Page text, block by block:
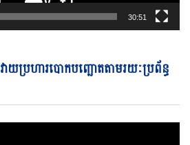
30:51
យប្រហារបោកបញ្ឆោតតាមរយៈប្រព័ន្ធ